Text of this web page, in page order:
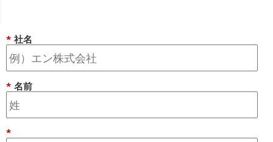
* 社名
* 名前
*